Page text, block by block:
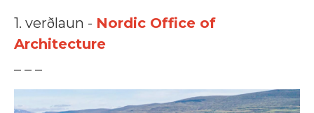
1. verðlaun - Nordic Office of
Architecture